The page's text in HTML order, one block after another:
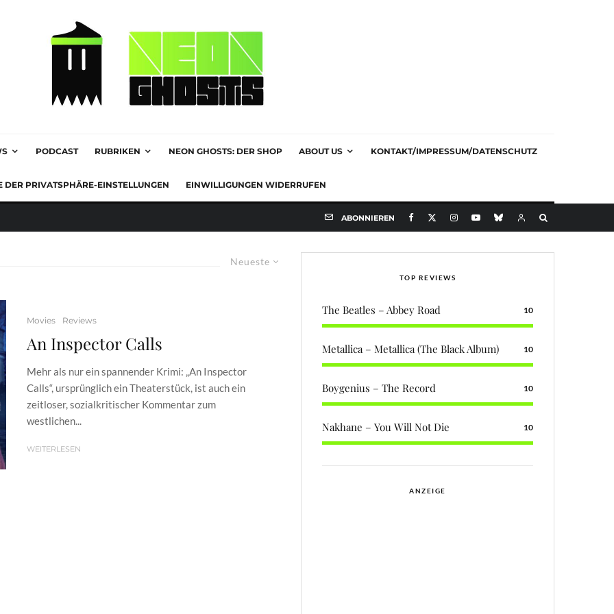
PODCAST RUBRIKEN NEON GHOSTS: DER SHOP ABOUT US KONTAKT/IMPRESSUM/DATENSCHUTZ
DER PRIVATSPHÄRE-EINSTELLUNGEN EINWILLIGUNGEN WIDERRUFEN
ABONNIEREN
Neueste
Movies Reviews
An Inspector Calls
Mehr als nur ein spannender Krimi: „An Inspector
Calls“, ursprünglich ein Theaterstück, ist auch ein
zeitloser, sozialkritischer Kommentar zum
westlichen...
WEITERLESEN
TOP REVIEWS
The Beatles – Abbey Road 10
Metallica – Metallica (The Black Album) 10
Boygenius – The Record 10
Nakhane – You Will Not Die 10
ANZEIGE